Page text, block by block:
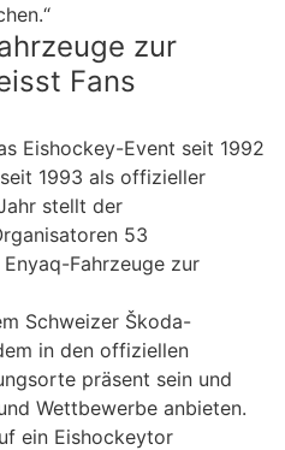
zur
Fans
Eishockey-Event seit 1992
1993 als offizieller
stellt der
53
Fahrzeuge zur
Schweizer Škoda-
in den offiziellen
präsent sein und
Wettbewerbe anbieten.
ein Eishockeytor